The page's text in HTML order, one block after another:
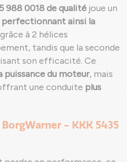
988 0018 de qualité joue un
perfectionnant ainsi la
à 2 hélices
tandis que la seconde
son efficacité. Ce
puissance du moteur, mais
une conduite plus
- KKK 5435